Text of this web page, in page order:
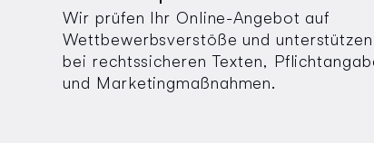
Wir prüfen Ihr Online-Angebot auf
Wettbewerbsverstöße und
bei rechtssicheren Texten,
und Marketingmaßnahmen.